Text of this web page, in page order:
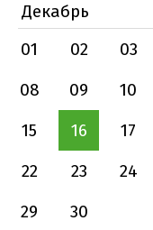
Декабрь
01
02 03
08
09 10
15
16 17
22
23 24
29
30